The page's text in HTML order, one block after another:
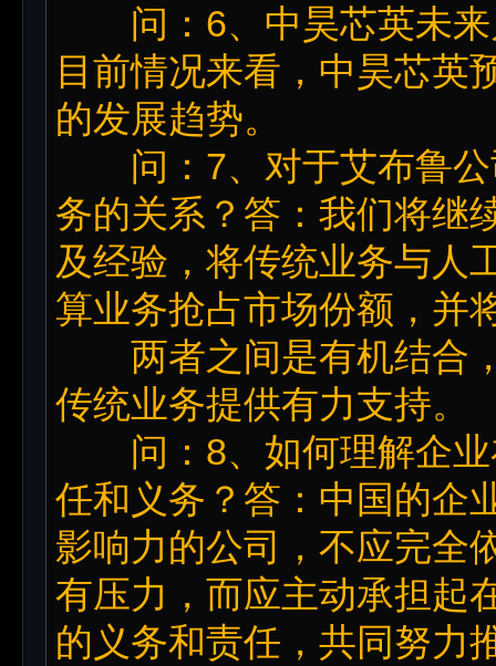
问：6、中昊芯英未来
目前情况来看，中昊芯英
的发展趋势。
问：7、对于艾布鲁公
务的关系？答：我们将继
及经验，将传统业务与人
算业务抢占市场份额，并
两者之间是有机结合，
传统业务提供有力支持。
问：8、如何理解企业
任和义务？答：中国的企
影响力的公司，不应完全
有压力，而应主动承担起
的义务和责任，共同努力